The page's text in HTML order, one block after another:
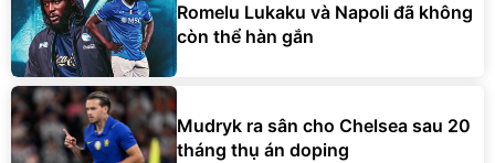
Romelu Lukaku và Napoli đã không
còn thể hàn gắn
Mudryk ra sân cho Chelsea sau 20
tháng thụ án doping